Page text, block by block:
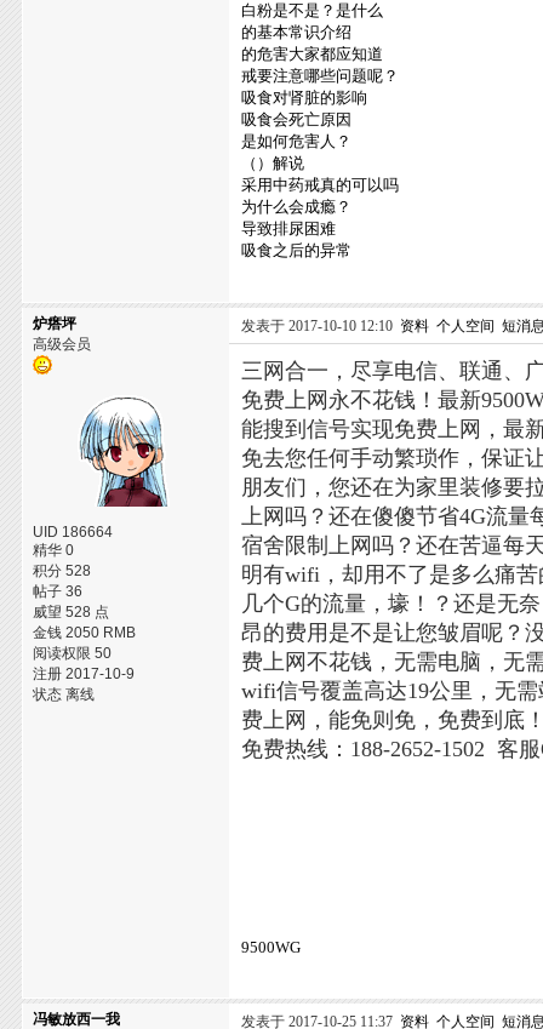
白粉是不是？是什么
的基本常识介绍
的危害大家都应知道
戒要注意哪些问题呢？
吸食对肾脏的影响
吸食会死亡原因
是如何危害人？
（）解说
采用中药戒真的可以吗
为什么会成瘾？
导致排尿困难
吸食之后的异常
炉瘩坪
高级会员
UID 186664
精华 0
积分 528
帖子 36
威望 528 点
金钱 2050 RMB
阅读权限 50
注册 2017-10-9
状态 离线
发表于 2017-10-10 12:10 资料 个人空间 短消
三网合一，尽享电信、联通、
免费上网永不花钱！最新
能搜到信号实现免费上网，最
免去您任何手动繁琐作，保证
朋友们，您还在为家里装修要
上网吗？还在傻傻节省4G流量
宿舍限制上网吗？还在苦逼每
明有wifi，却用不了是多么痛
几个G的流量，壕！？还是无
昂的费用是不是让您皱眉呢？
费上网不花钱，无需电脑，无
wifi信号覆盖高达19公里，无
费上网，能免则免，免费到底
免费热线：188-2652-1502 客
9500WG
冯敏放西一我 发表于 2017-10-25 11:37 资料 个人空间 短消